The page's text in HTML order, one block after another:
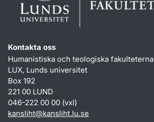
Kontakta oss
Humanistiska och teologiska fakulteterna
LUX, Lunds universitet
Box 192
221 00 LUND
046-222 00 00 (vxl)
kansliht@kansliht.lu.se